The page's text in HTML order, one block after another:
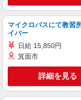
派遣社員
株式会社シエロ
人気
+゜
万円支給(規定
ィブ支給(規
有）
キープ
マイクロバスにて教習
イバー
日給 15,850円
箕面市
詳細を見る